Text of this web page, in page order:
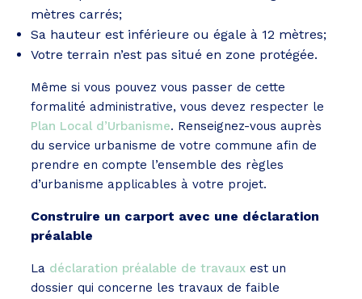
mètres carrés;
Sa hauteur est inférieure ou égale à 12 mètres;
Votre terrain n’est pas situé en zone protégée.
Même si vous pouvez vous passer de cette
formalité administrative, vous devez respecter le
Plan Local d’Urbanisme. Renseignez-vous auprès
du service urbanisme de votre commune afin de
prendre en compte l’ensemble des règles
d’urbanisme applicables à votre projet.
Construire un carport avec une déclaration
préalable
La déclaration préalable de travaux est un
dossier qui concerne les travaux de faible